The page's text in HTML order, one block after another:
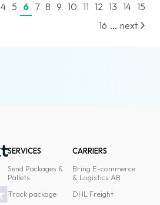
4 5 6 7 8 9 10 11 12 13 14 15
16 ... next
SERVICES
Send Packages &
Pallets
Track package
CARRIERS
Bring E-commerce
& Logistics AB
DHL Freight